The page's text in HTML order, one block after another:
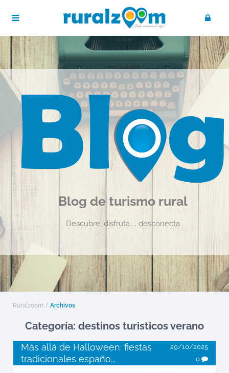
Blog de turismo rural
Descubre, disfruta ... desconecta
Ruralzoom Archivos
Categoría: destinos turisticos verano
Más allá de Halloween: fiestas
tradicionales españo...
29/10/2025
0